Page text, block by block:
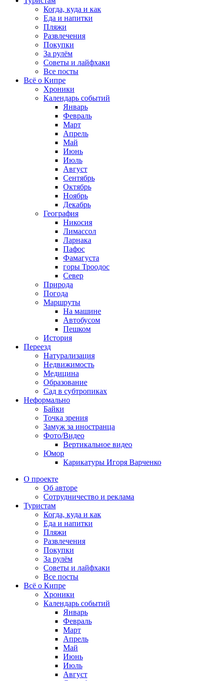
Когда, куда и как
Еда и напитки
Пляжи
Развлечения
Покупки
За рулём
Советы и лайфхаки
Все посты
Всё о Кипре
Хроники
Календарь событий
Январь
Февраль
Март
Апрель
Май
Июнь
Июль
Август
Сентябрь
Октябрь
Ноябрь
Декабрь
География
Никосия
Лимассол
Ларнака
Пафос
Фамагуста
горы Троодос
Север
Природа
Погода
Маршруты
На машине
Автобусом
Пешком
История
Переезд
Натурализация
Недвижимость
Медицина
Образование
Сад в субтропиках
Неформально
Байки
Точка зрения
Замуж за иностранца
Фото/Видео
Вертикальное видео
Юмор
Карикатуры Игоря Варченко
О проекте
Об авторе
Сотрудничество и реклама
Туристам
Когда, куда и как
Еда и напитки
Пляжи
Развлечения
Покупки
За рулём
Советы и лайфхаки
Все посты
Всё о Кипре
Хроники
Календарь событий
Январь
Февраль
Март
Апрель
Май
Июнь
Июль
Август